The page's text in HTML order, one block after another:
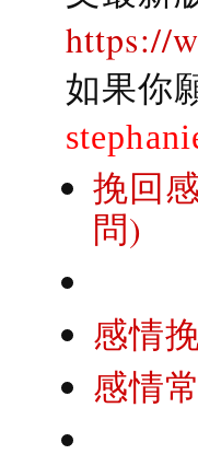
https://
如果你
挽回
問)
感情
感情